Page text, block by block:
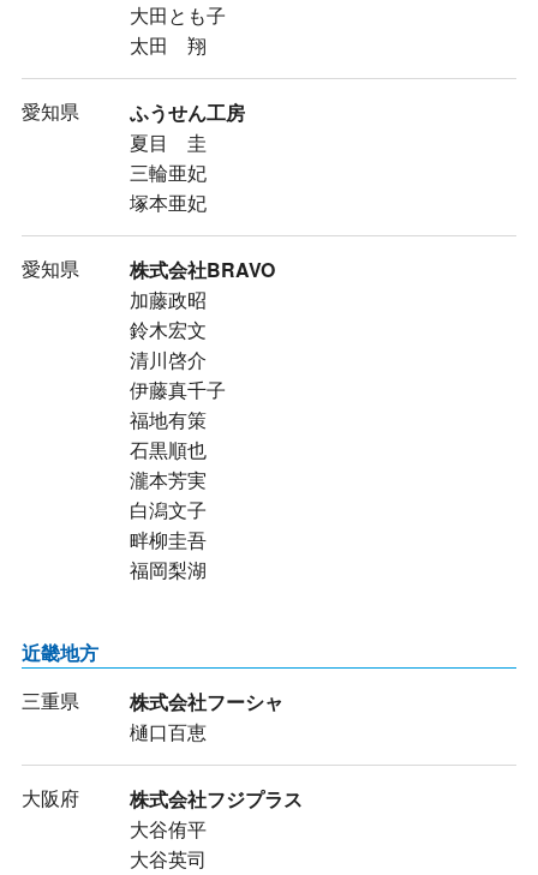
大田とも子
太田 翔
愛知県
ふうせん工房
夏目 圭
三輪亜妃
塚本亜妃
愛知県
株式会社BRAVO
加藤政昭
鈴木宏文
清川啓介
伊藤真千子
福地有策
石黒順也
瀧本芳実
白潟文子
畔柳圭吾
福岡梨湖
近畿地方
三重県
株式会社フーシャ
樋口百恵
大阪府
株式会社フジプラス
大谷侑平
大谷英司